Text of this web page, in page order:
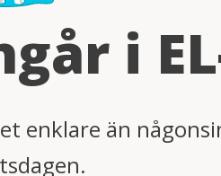
i
enklare än